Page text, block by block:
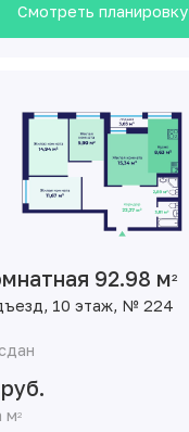
Смотреть планировку
92.98 м2
10 этаж, № 224
м2